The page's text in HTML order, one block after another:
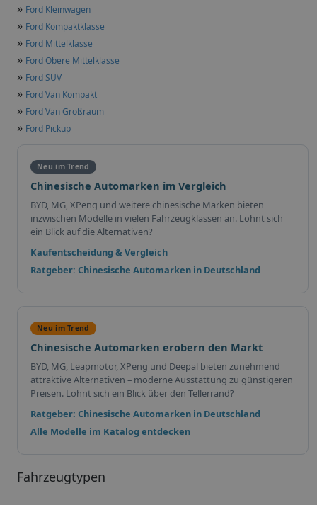
» Ford Kleinwagen
» Ford Kompaktklasse
» Ford Mittelklasse
» Ford Obere Mittelklasse
» Ford SUV
» Ford Van Kompakt
» Ford Van Großraum
» Ford Pickup
Neu im Trend
Chinesische Automarken im Vergleich
BYD, MG, XPeng und weitere chinesische Marken bieten
inzwischen Modelle in vielen Fahrzeugklassen an. Lohnt sich
ein Blick auf die Alternativen?
Kaufentscheidung & Vergleich
Ratgeber: Chinesische Automarken in Deutschland
Neu im Trend
Chinesische Automarken erobern den Markt
BYD, MG, Leapmotor, XPeng und Deepal bieten zunehmend
attraktive Alternativen – moderne Ausstattung zu günstigeren
Preisen. Lohnt sich ein Blick über den Tellerrand?
Ratgeber: Chinesische Automarken in Deutschland
Alle Modelle im Katalog entdecken
Fahrzeugtypen